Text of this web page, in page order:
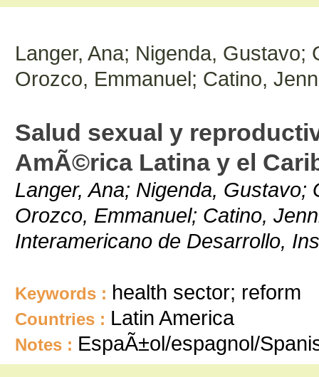
Langer, Ana; Nigenda,
Orozco, Emmanuel; Catino,
Salud sexual y
AmÃ©rica Latina y el
Langer, Ana; Nigenda,
Orozco, Emmanuel; Catino,
Interamericano de Desarrollo,
Keywords : health sector; reform
Countries : Latin America
Notes : EspaÃ±ol/espagnol/